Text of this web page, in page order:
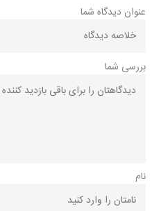
عنوان دیدگاه شما
بررسی شما
نام